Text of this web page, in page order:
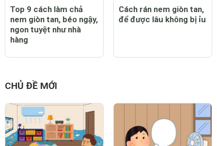
Top 9 cách làm chả
nem giòn tan, béo ngậy,
ngon tuyệt như nhà
hàng
Cách rán nem giòn tan,
để được lâu không bị ỉu
CHỦ ĐỀ MỚI